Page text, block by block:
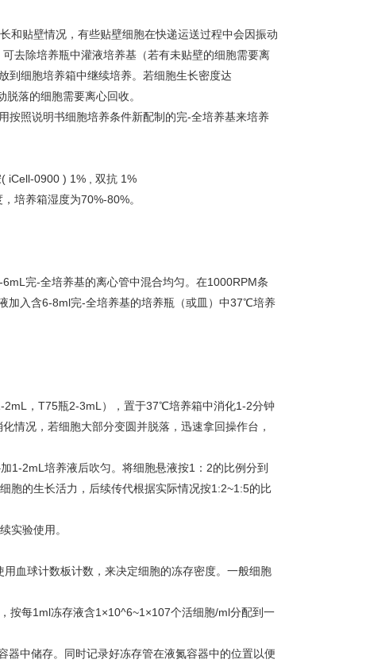
贴壁情况，有些贴壁细胞在快递运送过程中会因振动
去除培养瓶中灌液培养基（若有未贴壁的细胞需要离
到细胞培养箱中继续培养。若细胞生长密度达
落的细胞需要离心回收。
按照说明书细胞培养条件新配制的完-全培养基来培养
iCell-0900 ) 1% , 双抗 1%
培养箱湿度为70%-80%。
完-全培养基的离心管中混合均匀。在1000RPM条
加入含6-8ml完-全培养基的培养瓶（或皿）中37℃培养
，T75瓶2-3mL），置于37℃培养箱中消化1-2分钟
情况，若细胞大部分变圆并脱落，迅速拿回操作台，
1-2mL培养液后吹匀。将细胞悬液按1：2的比例分到
胞的生长活力，后续传代根据实际情况按1:2~1:5的比
实验使用。
血球计数板计数，来决定细胞的冻存密度。一般细胞
按每1ml冻存液含1×10^6~1×107个活细胞/ml分配到一
中储存。同时记录好冻存管在液氮容器中的位置以便